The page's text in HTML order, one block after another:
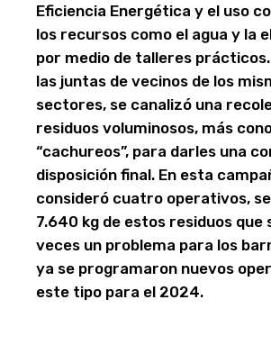
Eficiencia Energética y el uso
los recursos como el agua y la
por medio de talleres
las juntas de vecinos de los
sectores, se canalizó una
residuos voluminosos, más
“cachureos”, para darles una
disposición final. En esta
consideró cuatro operativos,
7.640 kg de estos residuos que
veces un problema para los
ya se programaron nuevos
este tipo para el 2024.